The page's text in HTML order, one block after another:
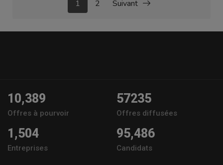
1 2 Suivant
10,389
Offres à pourvoir
57235
Offres diffusées
1,504
Entreprises
95,486
Candidats